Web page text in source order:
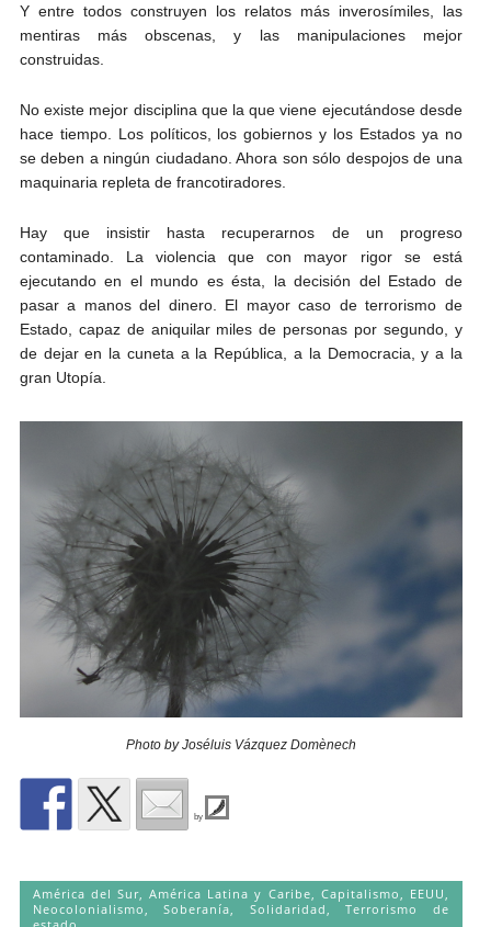
Y entre todos construyen los relatos más inverosímiles, las
mentiras más obscenas, y las manipulaciones mejor
construidas.
No existe mejor disciplina que la que viene ejecutándose desde
hace tiempo. Los políticos, los gobiernos y los Estados ya no
se deben a ningún ciudadano. Ahora son sólo despojos de una
maquinaria repleta de francotiradores.
Hay que insistir hasta recuperarnos de un progreso
contaminado. La violencia que con mayor rigor se está
ejecutando en el mundo es ésta, la decisión del Estado de
pasar a manos del dinero. El mayor caso de terrorismo de
Estado, capaz de aniquilar miles de personas por segundo, y
de dejar en la cuneta a la República, a la Democracia, y a la
gran Utopía.
Photo by Joséluis Vázquez Domènech
by
América del Sur,América Latina y Caribe, Capitalismo, EEUU,
Neocolonialismo,Soberanía, Solidaridad,Terrorismo de